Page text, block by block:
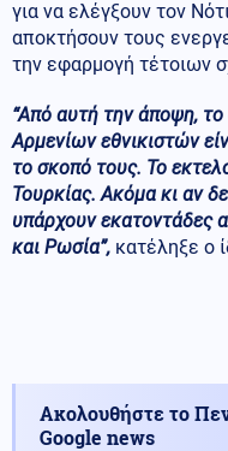
για να ελέγξουν τον
αποκτήσουν τους
την εφαρμογή τέτοιων
“Από αυτή την άποψη,
Αρμενίων εθνικιστών
το σκοπό τους. Το
Τουρκίας. Ακόμα κι αν
υπάρχουν εκατοντάδες
και Ρωσία”, κατέληξε ο
Ακολουθήστε το
Google news